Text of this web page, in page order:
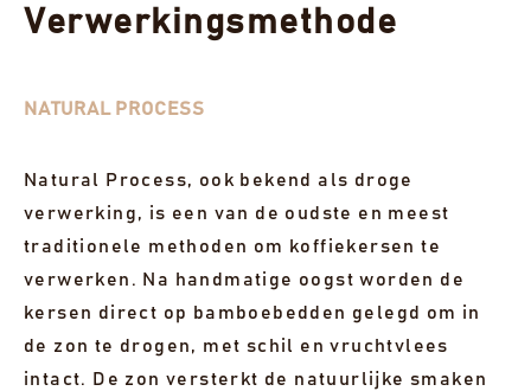
roast zachte fruittonen met een soepele structuur en
een aangenaam lange nasmaak.
€ 18,00
2 UITVERKOCHTE LOTS WEERGEVEN
Verwerkingsmethode
NATURAL PROCESS
Natural Process, ook bekend als droge
verwerking, is een van de oudste en meest
traditionele methoden om koffiekersen te
verwerken. Na handmatige oogst worden de
kersen direct op bamboebedden gelegd om in
de zon te drogen, met schil en vruchtvlees
intact. De zon versterkt de natuurlijke smaken